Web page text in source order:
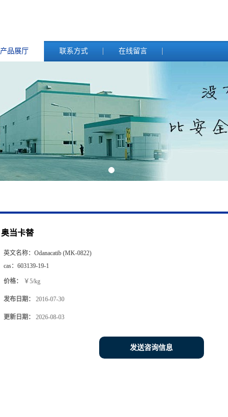
产品展厅 联系方式 在线留言
奥当卡替
英文名称： Odanacatib (MK-0822)
cas： 603139-19-1
价格： ￥5/kg
发布日期： 2016-07-30
更新日期： 2026-08-03
发送咨询信息